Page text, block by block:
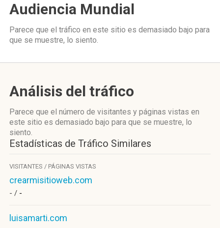
Audiencia Mundial
Parece que el tráfico en este sitio es demasiado bajo para
que se muestre, lo siento.
Análisis del tráfico
Parece que el número de visitantes y páginas vistas en
este sitio es demasiado bajo para que se muestre, lo
siento.
Estadísticas de Tráfico Similares
VISITANTES / PÁGINAS VISTAS
crearmisitioweb.com
- / -
luisamarti.com